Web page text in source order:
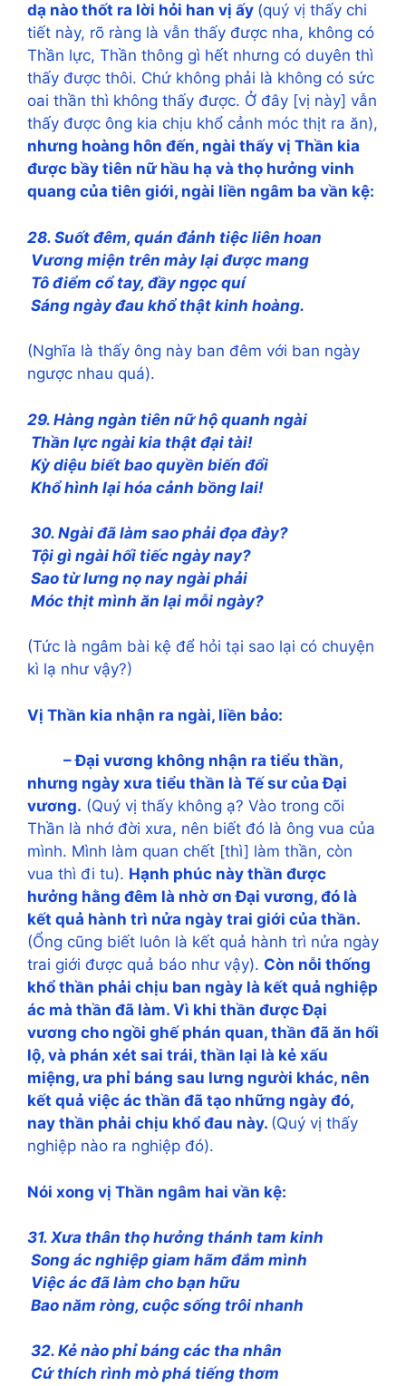
dạ nào thốt ra lời hỏi han vị ấy (quý vị thấy chi
tiết này, rõ ràng là vẫn thấy được nha, không có
Thần lực, Thần thông gì hết nhưng có duyên thì
thấy được thôi. Chứ không phải là không có sức
oai thần thì không thấy được. Ở đây [vị này] vẫn
thấy được ông kia chịu khổ cảnh móc thịt ra ăn),
nhưng hoàng hôn đến, ngài thấy vị Thần kia
được bầy tiên nữ hầu hạ và thọ hưởng vinh
quang của tiên giới, ngài liền ngâm ba vần kệ:
28. Suốt đêm, quán đảnh tiệc liên hoan
Vương miện trên mày lại được mang
Tô điểm cổ tay, đầy ngọc quí
Sáng ngày đau khổ thật kinh hoàng.
(Nghĩa là thấy ông này ban đêm với ban ngày
ngược nhau quá).
29. Hàng ngàn tiên nữ hộ quanh ngài
Thần lực ngài kia thật đại tài!
Kỳ diệu biết bao quyền biến đổi
Khổ hình lại hóa cảnh bồng lai!
30. Ngài đã làm sao phải đọa đày?
Tội gì ngài hối tiếc ngày nay?
Sao từ lưng nọ nay ngài phải
Móc thịt mình ăn lại mỗi ngày?
(Tức là ngâm bài kệ để hỏi tại sao lại có chuyện
kì lạ như vậy?)
Vị Thần kia nhận ra ngài, liền bảo:
– Ðại vương không nhận ra tiểu thần,
nhưng ngày xưa tiểu thần là Tế sư của Ðại
vương. (Quý vị thấy không ạ? Vào trong cõi
Thần là nhớ đời xưa, nên biết đó là ông vua của
mình. Mình làm quan chết [thì] làm thần, còn
vua thì đi tu). Hạnh phúc này thần được
hưởng hằng đêm là nhờ ơn Ðại vương, đó là
kết quả hành trì nửa ngày trai giới của thần.
(Ổng cũng biết luôn là kết quả hành trì nửa ngày
trai giới được quả báo như vậy). Còn nỗi thống
khổ thần phải chịu ban ngày là kết quả nghiệp
ác mà thần đã làm. Vì khi thần được Ðại
vương cho ngồi ghế phán quan, thần đã ăn hối
lộ, và phán xét sai trái, thần lại là kẻ xấu
miệng, ưa phỉ báng sau lưng người khác, nên
kết quả việc ác thần đã tạo những ngày đó,
nay thần phải chịu khổ đau này. (Quý vị thấy
nghiệp nào ra nghiệp đó).
Nói xong vị Thần ngâm hai vần kệ:
31. Xưa thân thọ hưởng thánh tam kinh
Song ác nghiệp giam hãm đắm mình
Việc ác đã làm cho bạn hữu
Bao năm ròng, cuộc sống trôi nhanh
32. Kẻ nào phỉ báng các tha nhân
Cứ thích rình mò phá tiếng thơm